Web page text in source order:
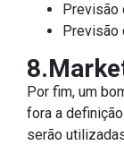
Previsão
Previsão
Por fim, um
fora a
serão